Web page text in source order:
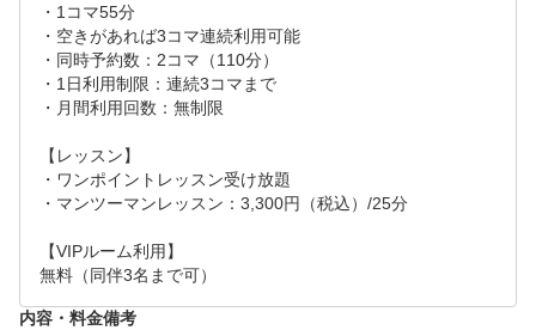
・1コマ55分
・空きがあれば3コマ連続利用可能
・同時予約数：2コマ（110分）
・1日利用制限：連続3コマまで
・月間利用回数：無制限
【レッスン】
・ワンポイントレッスン受け放題
・マンツーマンレッスン：3,300円（税込）/25分
【VIPルーム利用】
無料（同伴3名まで可）
内容・料金備考